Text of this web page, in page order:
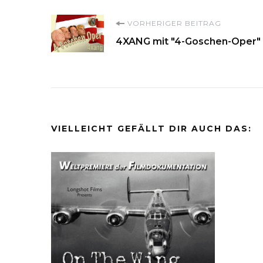
VORHERIGER BEITRAG
4XANG mit "4-Goschen-Oper"
VIELLEICHT GEFÄLLT DIR AUCH DAS: